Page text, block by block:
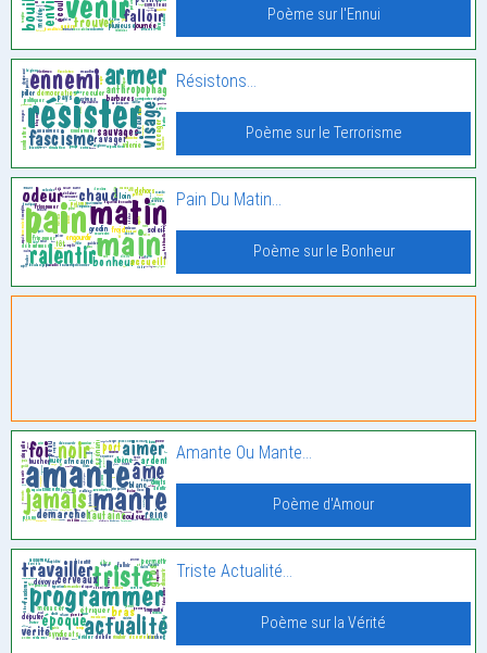
Poème sur l'Ennui
Résistons…
Poème sur le Terrorisme
Pain Du Matin…
Poème sur le Bonheur
Amante Ou Mante…
Poème d'Amour
Triste Actualité…
Poème sur la Vérité